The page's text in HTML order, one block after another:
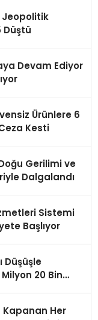
Jeopolitik
Düştü
Devam Ediyor
Ürünlere 6
Kesti
Gerilimi ve
Dalgalandı
Sistemi
Başlıyor
Düşüşle
20 Bin
Kapanan Her